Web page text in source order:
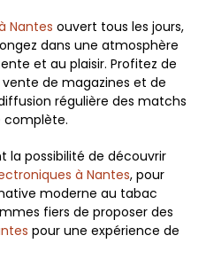
Nantes ouvert tous les jours,
dans une atmosphère
et au plaisir. Profitez de
de magazines et de
régulière des matchs
complète.
la possibilité de découvrir
à Nantes, pour
moderne au tabac
fiers de proposer des
pour une expérience de